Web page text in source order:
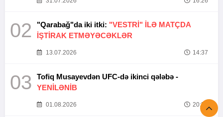
02 "Qarabağ"da iki itki: "VESTRİ" İLƏ MATÇDA
İŞTİRAK ETMƏYƏCƏKLƏR
13.07.2026 14:37
03
Tofiq Musayevdən UFC-də ikinci qələbə -
YENİLƏNİB
01.08.2026 20:52